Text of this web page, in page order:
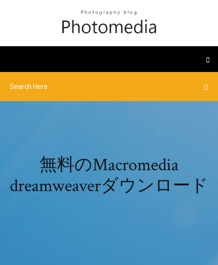
無料のMacromedia
dreamweaverダウンロード